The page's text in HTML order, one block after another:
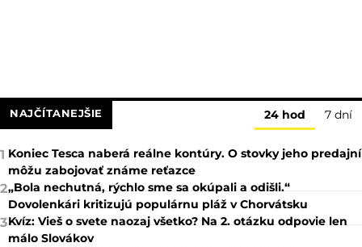
NAJČÍTANEJŠIE 24 hod 7 dní
1 Koniec Tesca naberá reálne kontúry. O stovky jeho predajní
môžu zabojovať známe reťazce
2„Bola nechutná, rýchlo sme sa okúpali a odišli.“
Dovolenkári kritizujú populárnu pláž v Chorvátsku
3Kvíz: Vieš o svete naozaj všetko? Na 2. otázku odpovie len
málo Slovákov